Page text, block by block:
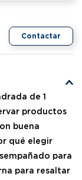
Contactar
de 1
productos
buena
qué elegir
para
para resaltar